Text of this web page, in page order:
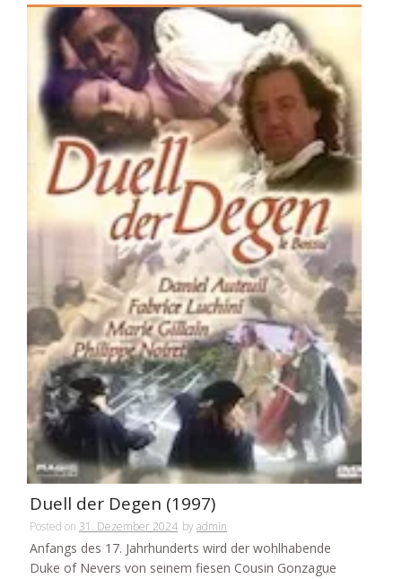
Duell der Degen (1997)
Posted on 31. Dezember 2024 byadmin
Anfangs des 17. Jahrhunderts wird der wohlhabende
Duke of Nevers von seinem fiesen Cousin Gonzague